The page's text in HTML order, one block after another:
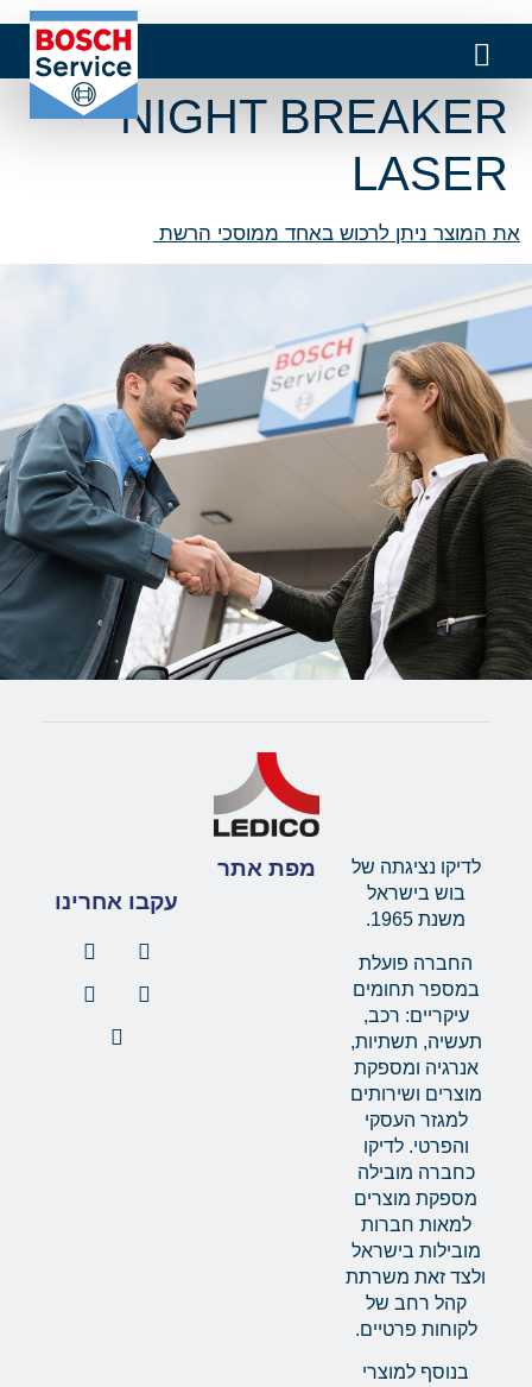
NIGHT BREAKER
LASER
את המוצר ניתן לרכוש באחד ממוסכי הרשת
לדיקו נציגתה של
בוש בישראל
משנת 1965.
החברה פועלת
במספר תחומים
עיקריים: רכב,
תעשיה, תשתיות,
אנרגיה ומספקת
מוצרים ושירותים
למגזר העסקי
והפרטי. לדיקו
כחברה מובילה
מספקת מוצרים
למאות חברות
מובילות בישראל
ולצד זאת משרתת
קהל רחב של
לקוחות פרטיים.
בנוסף למוצרי
מפת אתר
עקבו אחרינו